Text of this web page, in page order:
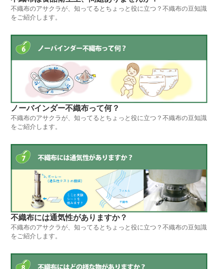
不織布のアサクラが、知ってるとちょっと役に立つ？不織布の豆知識
をご紹介します。
ノーバインダー不織布って何？
不織布のアサクラが、知ってるとちょっと役に立つ？不織布の豆知識
をご紹介します。
不織布には通気性がありますか？
不織布のアサクラが、知ってるとちょっと役に立つ？不織布の豆知識
をご紹介します。